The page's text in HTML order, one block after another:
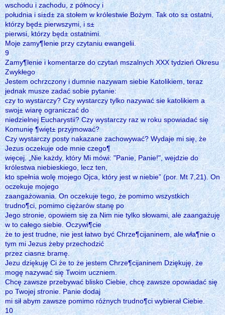
wschodu i zachodu, z północy i
południa i si±d± za stołem w królestwie Bożym. Tak oto s± ostatni,
którzy będ± pierwszymi, i s±
pierwsi, którzy będ± ostatnimi.
Moje zamy¶lenie przy czytaniu ewangelii.
9
Zamy¶lenie i komentarze do czytań mszalnych XXX tydzień Okresu
Zwykłego
Jestem ochrzczony i dumnie nazywam siebie Katolikiem, teraz
jednak musze zadać sobie pytanie:
czy to wystarczy? Czy wystarczy tylko nazywać sie katolikiem a
swoj± wiarę ograniczać do
niedzielnej Eucharystii? Czy wystarczy raz w roku spowiadać się
Komunię ¶więt± przyjmować?
Czy wystarczy posty nakazane zachowywać? Wydaje mi się, że
Jezus oczekuje ode mnie czego¶
więcej. „Nie każdy, który Mi mówi: "Panie, Panie!", wejdzie do
królestwa niebieskiego, lecz ten,
kto spełnia wolę mojego Ojca, który jest w niebie” (por. Mt 7,21). On
oczekuje mojego
zaangażowania. On oczekuje tego, że pomimo wszystkich
trudno¶ci, pomimo ciężarów stanę po
Jego stronie, opowiem się za Nim nie tylko słowami, ale zaangażuję
w to całego siebie. Oczywi¶cie
że to jest trudne, nie jest łatwo być Chrze¶cijaninem, ale wła¶nie o
tym mi Jezus żeby przechodzić
przez ciasn± bramę.
Jezu dziękuję Ci że to że jestem Chrze¶cijaninem Dziękuję, że
mogę nazywać się Twoim uczniem.
Chcę zawsze przebywać blisko Ciebie, chcę zawsze opowiadać się
po Twojej stronie. Panie dodaj
mi sił abym zawsze pomimo różnych trudno¶ci wybierał Ciebie.
10